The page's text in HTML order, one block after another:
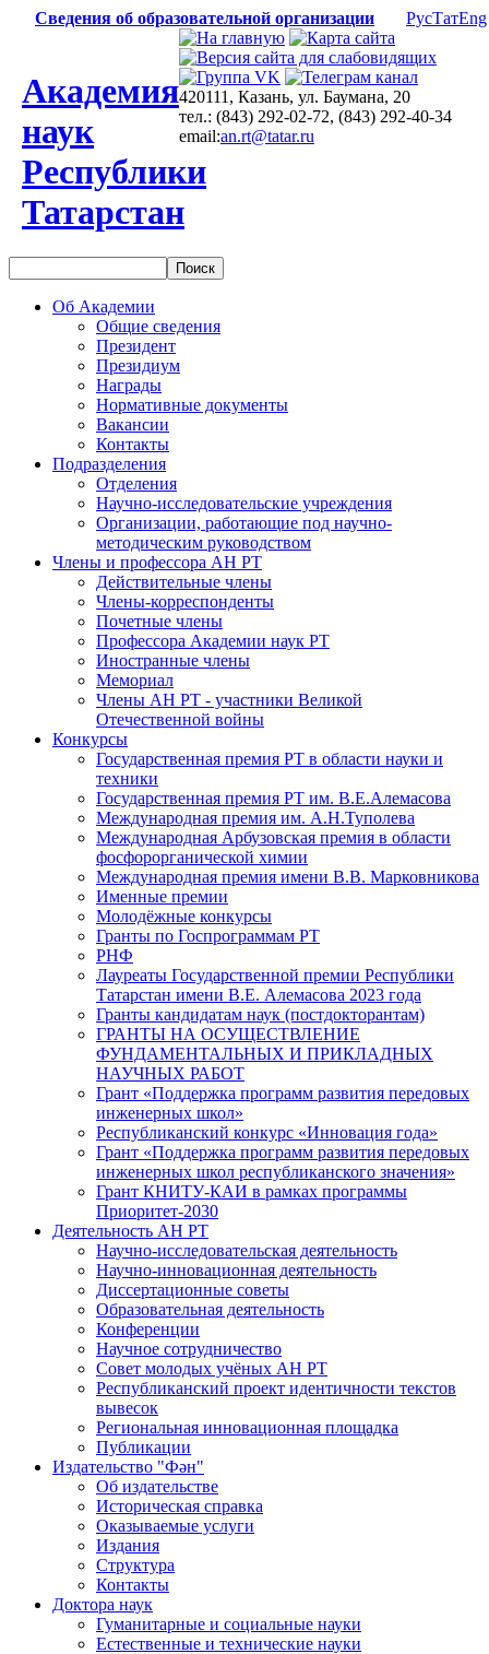
Сведения об образовательной организации РусТатEng
Академия
наук
Республики
Татарстан
420111, Казань, ул. Баумана, 20
тел.: (843) 292-02-72, (843) 292-40-34
email:an.rt@tatar.ru
Об Академии
Общие сведения
Президент
Президиум
Награды
Нормативные документы
Вакансии
Контакты
Подразделения
Отделения
Научно-исследовательские учреждения
Организации, работающие под научно-
методическим руководством
Члены и профессора АН РТ
Действительные члены
Члены-корреспонденты
Почетные члены
Профессора Академии наук РТ
Иностранные члены
Мемориал
Члены АН РТ - участники Великой
Отечественной войны
Конкурсы
Государственная премия РТ в области науки и
техники
Государственная премия РТ им. В.Е.Алемасова
Международная премия им. А.Н.Туполева
Международная Арбузовская премия в области
фосфорорганической химии
Международная премия имени В.В. Марковникова
Именные премии
Молодёжные конкурсы
Гранты по Госпрограммам РТ
РНФ
Лауреаты Государственной премии Республики
Татарстан имени В.Е. Алемасова 2023 года
Гранты кандидатам наук (постдокторантам)
ГРАНТЫ НА ОСУЩЕСТВЛЕНИЕ
ФУНДАМЕНТАЛЬНЫХ И ПРИКЛАДНЫХ
НАУЧНЫХ РАБОТ
Грант «Поддержка программ развития передовых
инженерных школ»
Республиканский конкурс «Инновация года»
Грант «Поддержка программ развития передовых
инженерных школ республиканского значения»
Грант КНИТУ-КАИ в рамках программы
Приоритет-2030
Деятельность АН РТ
Научно-исследовательская деятельность
Научно-инновационная деятельность
Диссертационные советы
Образовательная деятельность
Конференции
Научное сотрудничество
Совет молодых учёных АН РТ
Республиканский проект идентичности текстов
вывесок
Региональная инновационная площадка
Публикации
Издательство "Фән"
Об издательстве
Историческая справка
Оказываемые услуги
Издания
Структура
Контакты
Доктора наук
Гуманитарные и социальные науки
Естественные и технические науки